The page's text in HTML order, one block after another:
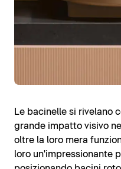
Le bacinelle si rivelano
grande impatto visivo
oltre la loro mera
loro un'impressionante